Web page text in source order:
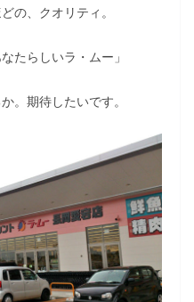
の、クオリティ。
たらしいラ・ムー」
。期待したいです。